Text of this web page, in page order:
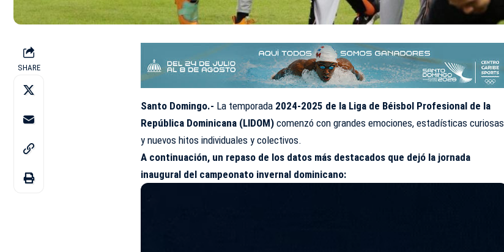
SHARE
Santo Domingo.- La temporada 2024-2025 de la Liga de Béisbol Profesional de la
República Dominicana (LIDOM) comenzó con grandes emociones, estadísticas curiosas
y nuevos hitos individuales y colectivos.
A continuación, un repaso de los datos más destacados que dejó la jornada
inaugural del campeonato invernal dominicano: